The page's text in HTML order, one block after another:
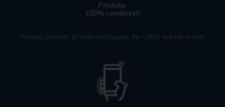
Produse
100% românești
Tricouri pictate si manufacturate de către artiștii noștri.